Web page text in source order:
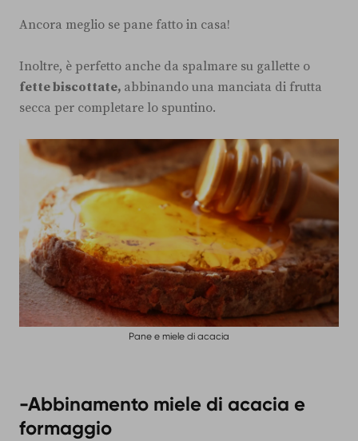
Ancora meglio se pane fatto in casa!
Inoltre, è perfetto anche da spalmare su gallette o
fette biscottate, abbinando una manciata di frutta
secca per completare lo spuntino.
Pane e miele di acacia
-Abbinamento miele di acacia e
formaggio